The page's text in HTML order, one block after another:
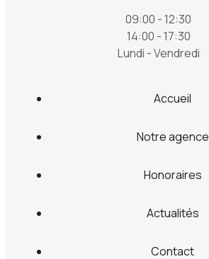
09:00 - 12:30
14:00 - 17:30
Lundi - Vendredi
Accueil
Notre agence
Honoraires
Actualités
Contact